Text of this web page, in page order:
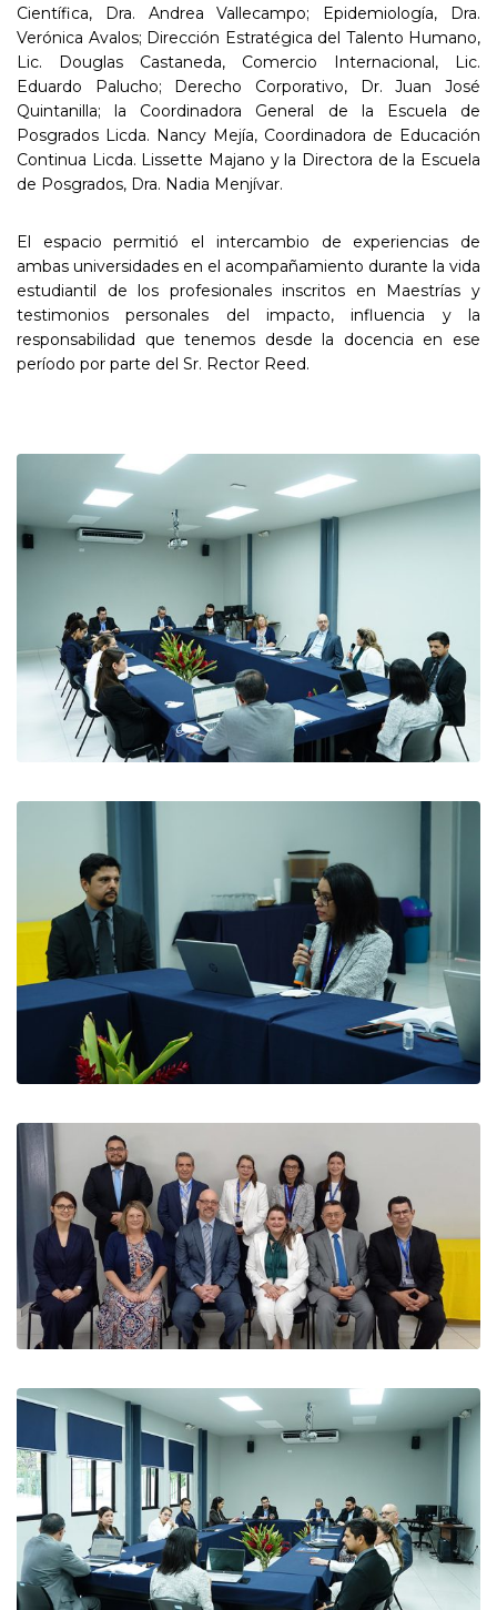
Científica, Dra. Andrea Vallecampo; Epidemiología, Dra.
Verónica Avalos; Dirección Estratégica del Talento Humano,
Lic. Douglas Castaneda, Comercio Internacional, Lic.
Eduardo Palucho; Derecho Corporativo, Dr. Juan José
Quintanilla; la Coordinadora General de la Escuela de
Posgrados Licda. Nancy Mejía, Coordinadora de Educación
Continua Licda. Lissette Majano y la Directora de la Escuela
de Posgrados, Dra. Nadia Menjívar.
El espacio permitió el intercambio de experiencias de
ambas universidades en el acompañamiento durante la vida
estudiantil de los profesionales inscritos en Maestrías y
testimonios personales del impacto, influencia y la
responsabilidad que tenemos desde la docencia en ese
período por parte del Sr. Rector Reed.